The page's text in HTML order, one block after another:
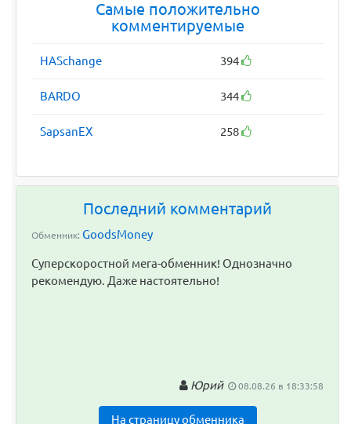
Самые положительно
комментируемые
HASchange 394
BARDO 344
SapsanEX 258
Последний комментарий
Обменник: GoodsMoney
Суперскоростной мега-обменник! Однозначно
рекомендую. Даже настоятельно!
Юрий 08.08.26 в 18:33:58
На страницу обменника